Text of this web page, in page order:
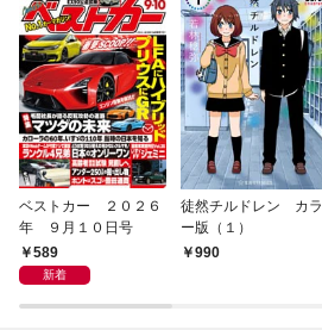
ベストカー ２０２６
年 ９月１０日号
589
新着
徒然チルドレン カラ
ー版（１）
990